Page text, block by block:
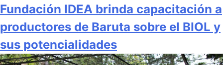
Fundación IDEA brinda capacitación a
productores de Baruta sobre el BIOL y
sus potencialidades